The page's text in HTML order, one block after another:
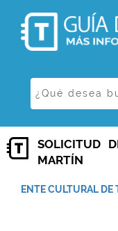
SOLICITUD
MARTÍN
ENTE CULTURAL DE